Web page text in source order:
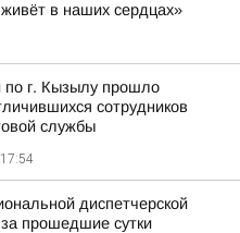
в наших сердцах»
г. Кызылу прошло
сотрудников
службы
диспетчерской
прошедшие сутки